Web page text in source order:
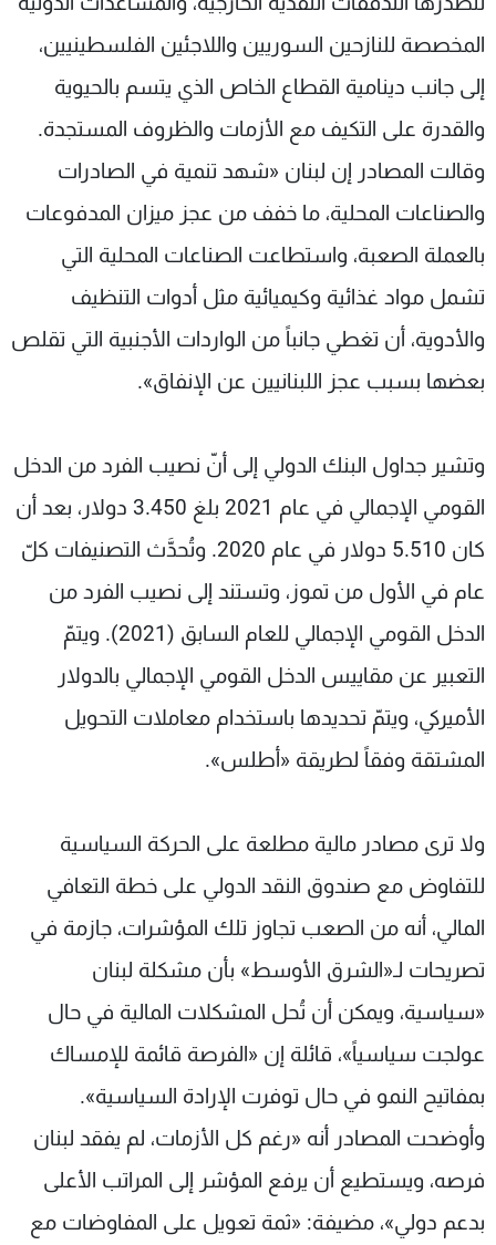
المخصصة للنازحين السوريين واللاجئين الفلسطينيين،
إلى جانب دينامية القطاع الخاص الذي يتسم بالحيوية
والقدرة على التكيف مع الأزمات والظروف المستجدة.
وقالت المصادر إن لبنان «شهد تنمية في الصادرات
والصناعات المحلية، ما خفف من عجز ميزان المدفوعات
بالعملة الصعبة، واستطاعت الصناعات المحلية التي
تشمل مواد غذائية وكيميائية مثل أدوات التنظيف
والأدوية، أن تغطي جانباً من الواردات الأجنبية التي تقلص
بعضها بسبب عجز اللبنانيين عن الإنفاق».
وتشير جداول البنك الدولي إلى أنّ نصيب الفرد من الدخل
القومي الإجمالي في عام 2021 بلغ 3.450 دولار، بعد أن
كان 5.510 دولار في عام 2020. وتُحدَّث التصنيفات كلّ
عام في الأول من تموز، وتستند إلى نصيب الفرد من
الدخل القومي الإجمالي للعام السابق (2021). ويتمّ
التعبير عن مقاييس الدخل القومي الإجمالي بالدولار
الأميركي، ويتمّ تحديدها باستخدام معاملات التحويل
المشتقة وفقاً لطريقة «أطلس».
ولا ترى مصادر مالية مطلعة على الحركة السياسية
للتفاوض مع صندوق النقد الدولي على خطة التعافي
المالي، أنه من الصعب تجاوز تلك المؤشرات، جازمة في
تصريحات لـ«الشرق الأوسط» بأن مشكلة لبنان
«سياسية، ويمكن أن تُحل المشكلات المالية في حال
عولجت سياسياً»، قائلة إن «الفرصة قائمة للإمساك
بمفاتيح النمو في حال توفرت الإرادة السياسية».
وأوضحت المصادر أنه «رغم كل الأزمات، لم يفقد لبنان
فرصه، ويستطيع أن يرفع المؤشر إلى المراتب الأعلى
بدعم دولي»، مضيفة: «ثمة تعويل على المفاوضات مع